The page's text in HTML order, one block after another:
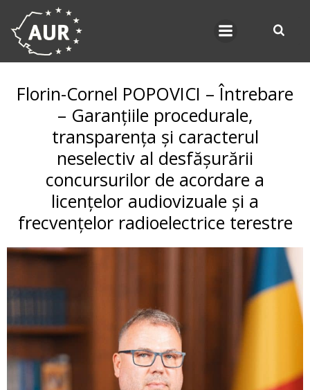
Florin-Cornel POPOVICI – Întrebare
– Garanțiile procedurale,
transparența și caracterul
neselectiv al desfășurării
concursurilor de acordare a
licențelor audiovizuale și a
frecvențelor radioelectrice terestre